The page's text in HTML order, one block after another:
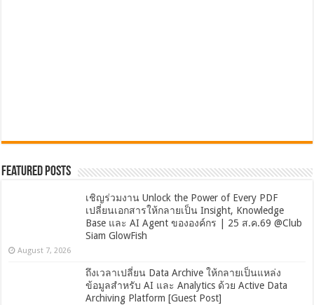
Featured Posts
เชิญร่วมงาน Unlock the Power of Every PDF
เปลี่ยนเอกสารให้กลายเป็น Insight, Knowledge
Base และ AI Agent ขององค์กร | 25 ส.ค.69 @Club
Siam GlowFish
August 7, 2026
ถึงเวลาเปลี่ยน Data Archive ให้กลายเป็นแหล่ง
ข้อมูลสำหรับ AI และ Analytics ด้วย Active Data
Archiving Platform [Guest Post]